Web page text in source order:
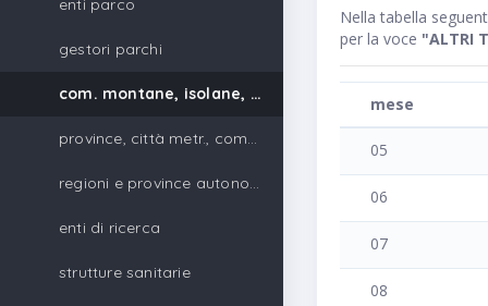
enti parco
gestori parchi
com. montane, isolane, gestori parchi
province, città metr., comuni, unione di comuni
regioni e province autonome
enti di ricerca
strutture sanitarie
Nella tabella
per la voce "ALTRI
mese
05
06
07
08